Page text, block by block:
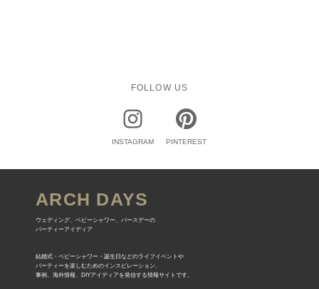
FOLLOW US
INSTAGRAM PINTEREST
ARCH DAYS
ウェディング、ベビーシャワー、バースデーの
パーティーアイディア
結婚式・ベビーシャワー・誕生日などのライフイベントや
パーティーを楽しむためのインスピレーション、
事例、海外情報、DIYアイディアを発信する情報サイトです。